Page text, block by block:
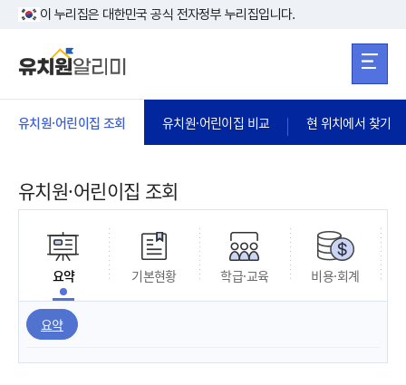
본문 바로가기
이 누리집은 대한민국 공식 전자정부 누리집입니다.
유치원·어린이집 조회 유치원·어린이집 비교 현 위치에서 찾기
유치원·어린이집 조회
요약 기본현황 학급·교육 비용·회계
요약